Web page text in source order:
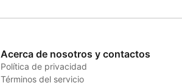
Acerca de nosotros y contactos
Política de privacidad
Términos del servicio